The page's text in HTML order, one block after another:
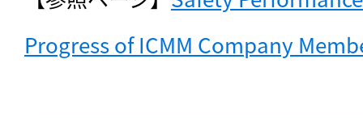
Progress of ICMM Company